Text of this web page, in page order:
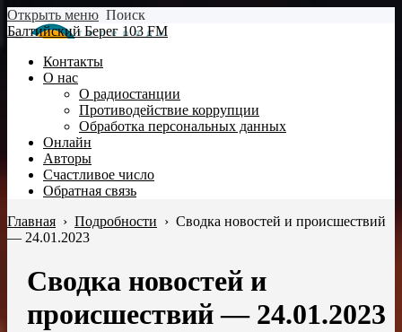
Открыть меню Поиск
Балтийский Берег 103 FM
Контакты
О нас
О радиостанции
Противодействие коррупции
Обработка персональных данных
Онлайн
Авторы
Счастливое число
Обратная связь
Главная › Подробности › Сводка новостей и происшествий
— 24.01.2023
Сводка новостей и
происшествий — 24.01.2023